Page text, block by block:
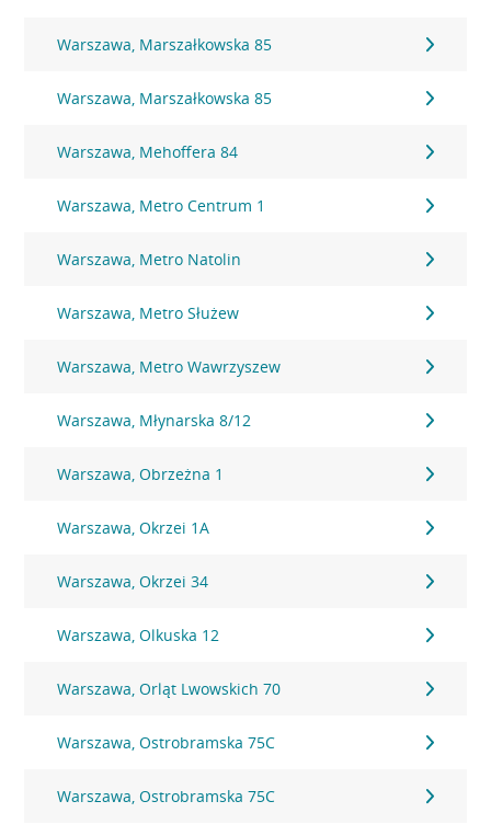
Warszawa, Marszałkowska 85
Warszawa, Marszałkowska 85
Warszawa, Mehoffera 84
Warszawa, Metro Centrum 1
Warszawa, Metro Natolin
Warszawa, Metro Służew
Warszawa, Metro Wawrzyszew
Warszawa, Młynarska 8/12
Warszawa, Obrzeżna 1
Warszawa, Okrzei 1A
Warszawa, Okrzei 34
Warszawa, Olkuska 12
Warszawa, Orląt Lwowskich 70
Warszawa, Ostrobramska 75C
Warszawa, Ostrobramska 75C